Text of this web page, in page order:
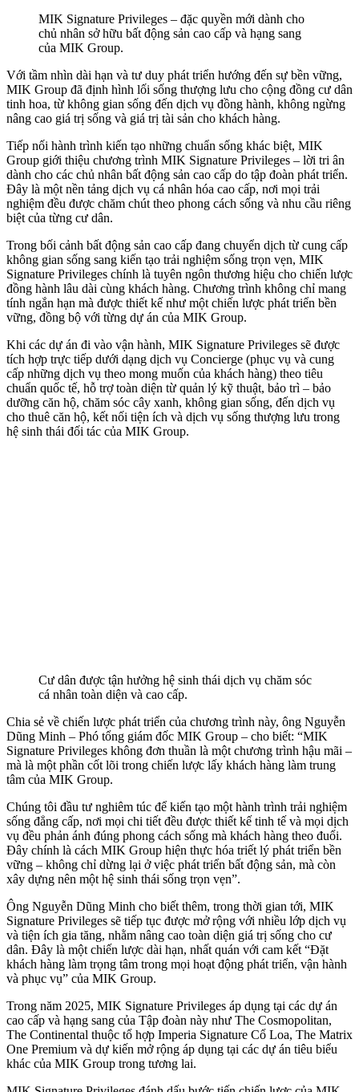
MIK Signature Privileges – đặc quyền mới dành cho
chủ nhân sở hữu bất động sản cao cấp và hạng sang
của MIK Group.
Với tầm nhìn dài hạn và tư duy phát triển hướng đến sự bền vững,
MIK Group đã định hình lối sống thượng lưu cho cộng đồng cư dân
tinh hoa, từ không gian sống đến dịch vụ đồng hành, không ngừng
nâng cao giá trị sống và giá trị tài sản cho khách hàng.
Tiếp nối hành trình kiến tạo những chuẩn sống khác biệt, MIK
Group giới thiệu chương trình MIK Signature Privileges – lời tri ân
dành cho các chủ nhân bất động sản cao cấp do tập đoàn phát triển.
Đây là một nền tảng dịch vụ cá nhân hóa cao cấp, nơi mọi trải
nghiệm đều được chăm chút theo phong cách sống và nhu cầu riêng
biệt của từng cư dân.
Trong bối cảnh bất động sản cao cấp đang chuyển dịch từ cung cấp
không gian sống sang kiến tạo trải nghiệm sống trọn vẹn, MIK
Signature Privileges chính là tuyên ngôn thương hiệu cho chiến lược
đồng hành lâu dài cùng khách hàng. Chương trình không chỉ mang
tính ngắn hạn mà được thiết kế như một chiến lược phát triển bền
vững, đồng bộ với từng dự án của MIK Group.
Khi các dự án đi vào vận hành, MIK Signature Privileges sẽ được
tích hợp trực tiếp dưới dạng dịch vụ Concierge (phục vụ và cung
cấp những dịch vụ theo mong muốn của khách hàng) theo tiêu
chuẩn quốc tế, hỗ trợ toàn diện từ quản lý kỹ thuật, bảo trì – bảo
dưỡng căn hộ, chăm sóc cây xanh, không gian sống, đến dịch vụ
cho thuê căn hộ, kết nối tiện ích và dịch vụ sống thượng lưu trong
hệ sinh thái đối tác của MIK Group.
Cư dân được tận hưởng hệ sinh thái dịch vụ chăm sóc
cá nhân toàn diện và cao cấp.
Chia sẻ về chiến lược phát triển của chương trình này, ông Nguyễn
Dũng Minh – Phó tổng giám đốc MIK Group – cho biết: “MIK
Signature Privileges không đơn thuần là một chương trình hậu mãi –
mà là một phần cốt lõi trong chiến lược lấy khách hàng làm trung
tâm của MIK Group.
Chúng tôi đầu tư nghiêm túc để kiến tạo một hành trình trải nghiệm
sống đẳng cấp, nơi mọi chi tiết đều được thiết kế tinh tế và mọi dịch
vụ đều phản ánh đúng phong cách sống mà khách hàng theo đuổi.
Đây chính là cách MIK Group hiện thực hóa triết lý phát triển bền
vững – không chỉ dừng lại ở việc phát triển bất động sản, mà còn
xây dựng nên một hệ sinh thái sống trọn vẹn”.
Ông Nguyễn Dũng Minh cho biết thêm, trong thời gian tới, MIK
Signature Privileges sẽ tiếp tục được mở rộng với nhiều lớp dịch vụ
và tiện ích gia tăng, nhằm nâng cao toàn diện giá trị sống cho cư
dân. Đây là một chiến lược dài hạn, nhất quán với cam kết “Đặt
khách hàng làm trọng tâm trong mọi hoạt động phát triển, vận hành
và phục vụ” của MIK Group.
Trong năm 2025, MIK Signature Privileges áp dụng tại các dự án
cao cấp và hạng sang của Tập đoàn này như The Cosmopolitan,
The Continental thuộc tổ hợp Imperia Signature Cổ Loa, The Matrix
One Premium và dự kiến mở rộng áp dụng tại các dự án tiêu biểu
khác của MIK Group trong tương lai.